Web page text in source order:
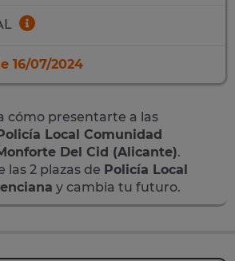
16/07/2024
cómo presentarte a las
Local Comunidad
Del Cid (Alicante).
las 2 plazas de Policía Local
y cambia tu futuro.